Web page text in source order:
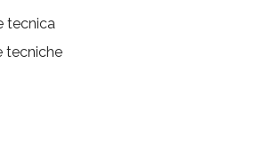
tecnica
tecniche